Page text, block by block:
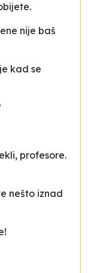
nije baš
kad se
profesore.
nešto iznad